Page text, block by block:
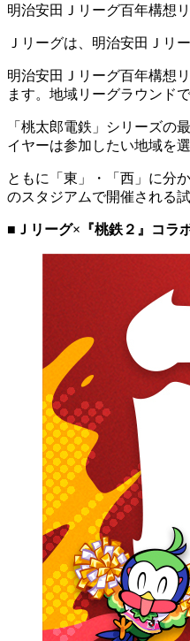
明治安田Ｊリーグ百年構想
Ｊリーグは、明治安田Ｊリ
明治安田Ｊリーグ百年構想
ます。地域リーグラウンド
「桃太郎電鉄」シリーズの
イヤーは参加したい地域を
ともに「東」・「西」に分
のスタジアムで開催される
■Ｊリーグ×『桃鉄２』コラ